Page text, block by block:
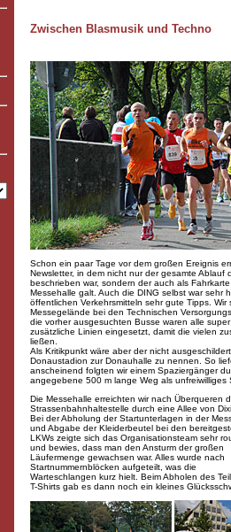
Zwischen Blasmusik und Techno
Schon ein paar Tage vor dem großen Ereignis
Newsletter, in dem nicht nur der gesamte Ablauf
beschrieben war, sondern der auch als
Messehalle galt. Auch die DING selbst war sehr
öffentlichen Verkehrsmitteln sehr gute Tipps.
Messegelände bei den Technischen
die vorher ausgesuchten Busse waren alle
zusätzliche Linien eingesetzt, damit die vielen
ließen.
Als Kritikpunkt wäre aber der nicht
Donaustadion zur Donauhalle zu nennen. So
anscheinend folgten wir einem Spaziergänger
angegebene 500 m lange Weg als unfreiwilliges
Die Messehalle erreichten wir nach Überqueren
Strassenbahnhaltestelle durch eine Allee von
Bei der Abholung der Startunterlagen in der
und Abgabe der Kleiderbeutel bei den
LKWs zeigte sich das Organisationsteam sehr
und bewies, dass man den Ansturm der großen
Läufermenge gewachsen war. Alles wurde nach
Startnummernblöcken aufgeteilt, was die
Warteschlangen kurz hielt. Beim Abholen des
T-Shirts gab es dann noch ein kleines